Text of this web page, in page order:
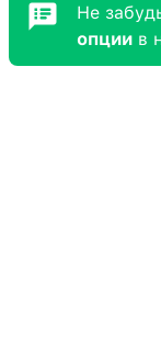
Не
опции в